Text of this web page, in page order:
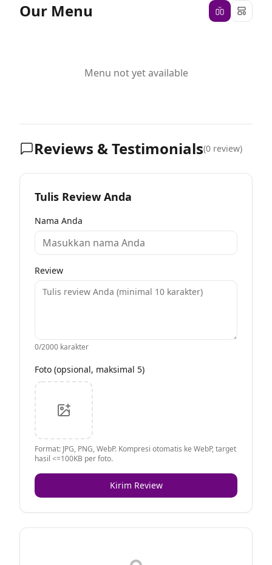
Our Menu
Menu not yet available
Reviews & Testimonials(0 review)
Tulis Review Anda
Nama Anda
Review
0/2000 karakter
Foto (opsional, maksimal 5)
Format: JPG, PNG, WebP. Kompresi otomatis ke WebP, target
hasil <=100KB per foto.
Kirim Review